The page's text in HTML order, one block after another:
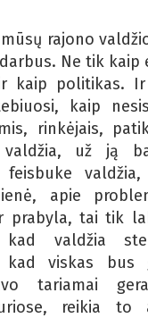
rajono
Ne tik kaip
kaip politikas.
kaip
rinkėjais,
už ją
feisbuke
apie
prabyla, tai tik
kad valdžia
kad viskas bus
tariamai
reikia to